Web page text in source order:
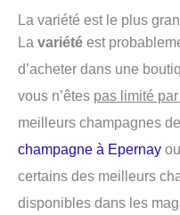
La variété est le plus
La variété est
d’acheter dans une
vous n’êtes pas limité
meilleurs champagnes
champagne à Epernay
certains des meilleurs
disponibles dans les